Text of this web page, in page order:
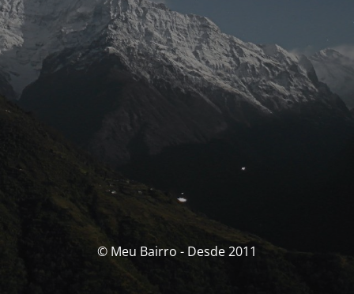
© Meu Bairro - Desde 2011